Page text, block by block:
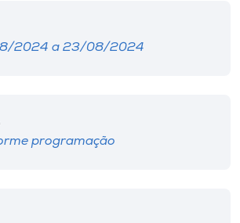
2024 a 23/08/2024
programação